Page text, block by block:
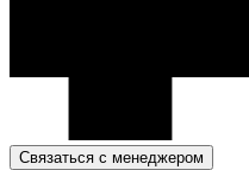
Связаться с менеджером